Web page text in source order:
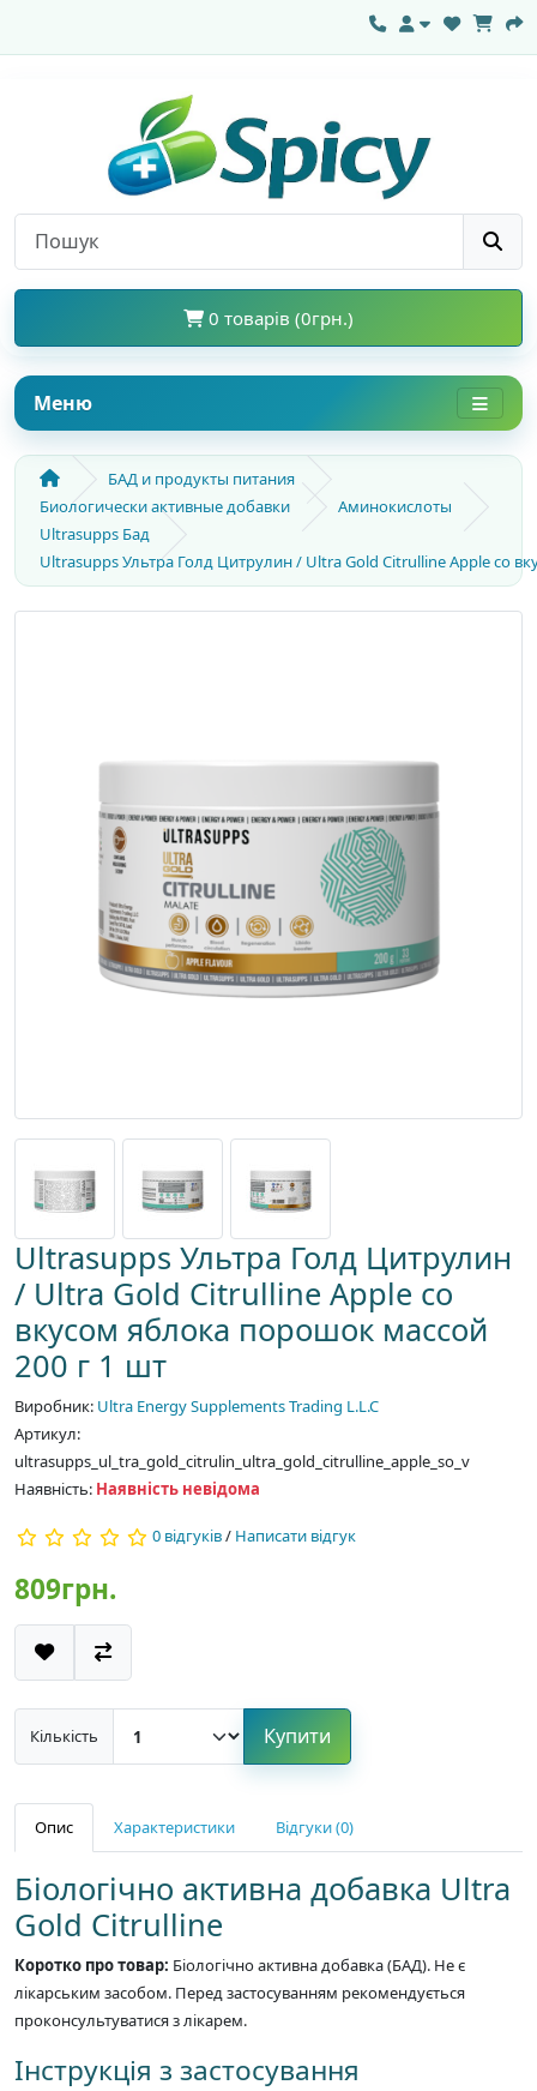
0 товарів (0грн.)
Меню
БАД и продукты питания
Биологически активные добавки
Аминокислоты
Ultrasupps Бад
Ultrasupps Ультра Голд Цитрулин / Ultra Gold Citrulline Apple со
Ultrasupps Ультра Голд Цитрулин
/ Ultra Gold Citrulline Apple со
вкусом яблока порошок массой
200 г 1 шт
Виробник: Ultra Energy Supplements Trading L.L.C
Артикул:
ultrasupps_ul_tra_gold_citrulin_ultra_gold_citrulline_apple_so_v
Наявність: Наявність невідома
0 відгуків/ Написати відгук
809грн.
Кількість Купити
Опис Характеристики Відгуки (0)
Біологічно активна добавка Ultra
Gold Citrulline
Коротко про товар: Біологічно активна добавка (БАД). Не є
лікарським засобом. Перед застосуванням рекомендується
проконсультуватися з лікарем.
Інструкція з застосування